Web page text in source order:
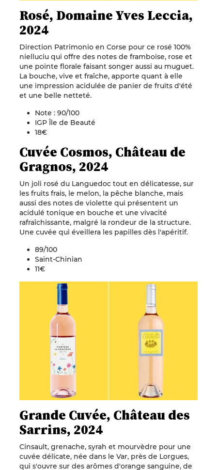
Rosé, Domaine Yves Leccia,
2024
Direction Patrimonio en Corse pour ce rosé 100%
nielluciu qui offre des notes de framboise, rose et
une pointe florale faisant songer aussi au muguet.
La bouche, vive et fraîche, apporte quant à elle
une impression acidulée de panier de fruits d'été
et une belle netteté.
Note : 90/100
IGP Île de Beauté
18€
Cuvée Cosmos, Château de
Gragnos, 2024
Un joli rosé du Languedoc tout en délicatesse, sur
les fruits frais, le melon, la pêche blanche, mais
aussi des notes de violette qui présentent un
acidulé tonique en bouche et une vivacité
rafraîchissante, malgré la rondeur de la structure.
Une cuvée qui éveillera les papilles dès l'apéritif.
89/100
Saint-Chinian
11€
Grande Cuvée, Château des
Sarrins, 2024
Cinsault, grenache, syrah et mourvèdre pour une
cuvée délicate, née dans le Var, près de Lorgues,
qui s'ouvre sur des arômes d'orange sanguine, de